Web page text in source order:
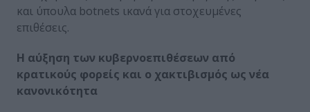
και ύπουλα botnets ικανά για στοχευμένες
επιθέσεις.
Η αύξηση των κυβερνοεπιθέσεων από
κρατικούς φορείς και ο χακτιβισμός ως νέα
κανονικότητα